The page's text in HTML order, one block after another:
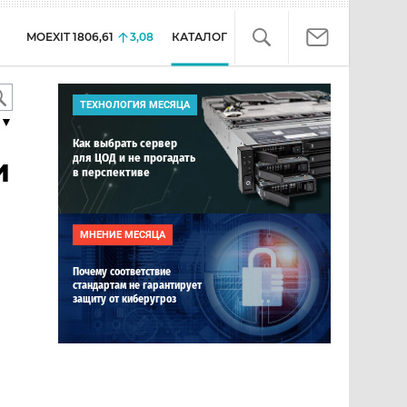
MOEXIT 1806,61 3,08 КАТАЛОГ
ТЕХНОЛОГИЯ МЕСЯЦА
Как выбрать сервер
для ЦОД и не прогадать
в перспективе
МНЕНИЕ МЕСЯЦА
Почему соответствие
стандартам не гарантирует
защиту от киберугроз